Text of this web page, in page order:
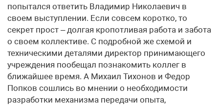
попытался ответить Владимир Николаевич в
своем выступлении. Если совсем коротко, то
секрет прост – долгая кропотливая работа и забота
о своем коллективе. С подробной же схемой и
техническими деталями директор принимающего
учреждения пообещал познакомить коллег в
ближайшее время. А Михаил Тихонов и Федор
Попков сошлись во мнении о необходимости
разработки механизма передачи опыта,